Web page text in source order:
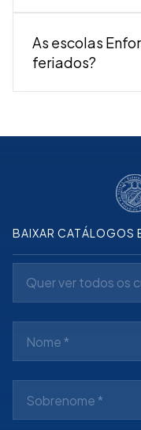
As escolas
feriados?
eriados de cada
BAIXAR CATÁLOGOS
Quer ver todos os